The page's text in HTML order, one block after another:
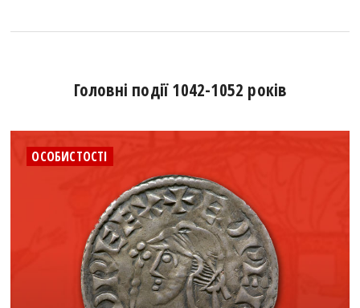
Головні події 1042-1052 років
ОСОБИСТОСТІ